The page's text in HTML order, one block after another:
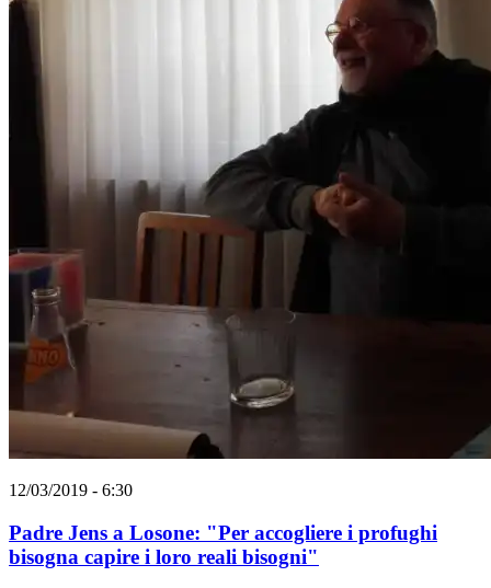
12/03/2019 - 6:30
Padre Jens a Losone: "Per accogliere i profughi
bisogna capire i loro reali bisogni"